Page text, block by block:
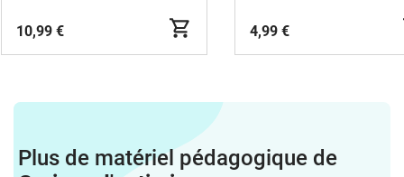
10,99 € 4,99 €
Plus de matériel pédagogique de